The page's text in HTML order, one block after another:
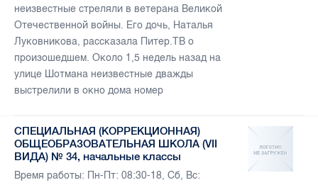
неизвестные стреляли в ветерана Великой
Отечественной войны. Его дочь, Наталья
Луковникова, рассказала Питер.ТВ о
произошедшем. Около 1,5 недель назад на
улице Шотмана неизвестные дважды
выстрелили в окно дома номер
СПЕЦИАЛЬНАЯ (КОРРЕКЦИОННАЯ)
ОБЩЕОБРАЗОВАТЕЛЬНАЯ ШКОЛА (VII
ВИДА) № 34, начальные классы
Время работы: Пн-Пт: 08:30-18, Сб, Вс: